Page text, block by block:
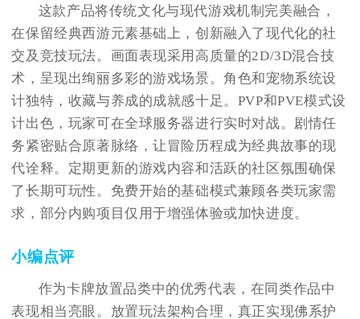
这款产品将传统文化与现代游戏机制完美融合，
在保留经典西游元素基础上，创新融入了现代化的社
交及竞技玩法。画面表现采用高质量的2D/3D混合技
术，呈现出绚丽多彩的游戏场景。角色和宠物系统设
计独特，收藏与养成的成就感十足。PVP和PVE模式设
计出色，玩家可在全球服务器进行实时对战。剧情任
务紧密贴合原著脉络，让冒险历程成为经典故事的现
代诠释。定期更新的游戏内容和活跃的社区氛围确保
了长期可玩性。免费开始的基础模式兼顾各类玩家需
求，部分内购项目仅用于增强体验或加快进度。
小编点评
作为卡牌放置品类中的优秀代表，在同类作品中
表现相当亮眼。放置玩法架构合理，真正实现佛系护